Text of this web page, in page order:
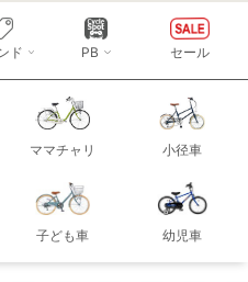
ママチャリ 小径車
子ども車 幼児車
ド PB セール